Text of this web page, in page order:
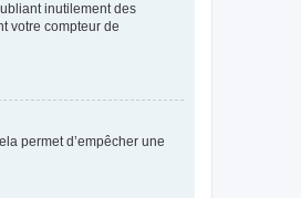
inutilement des
votre compteur de
permet d’empêcher une